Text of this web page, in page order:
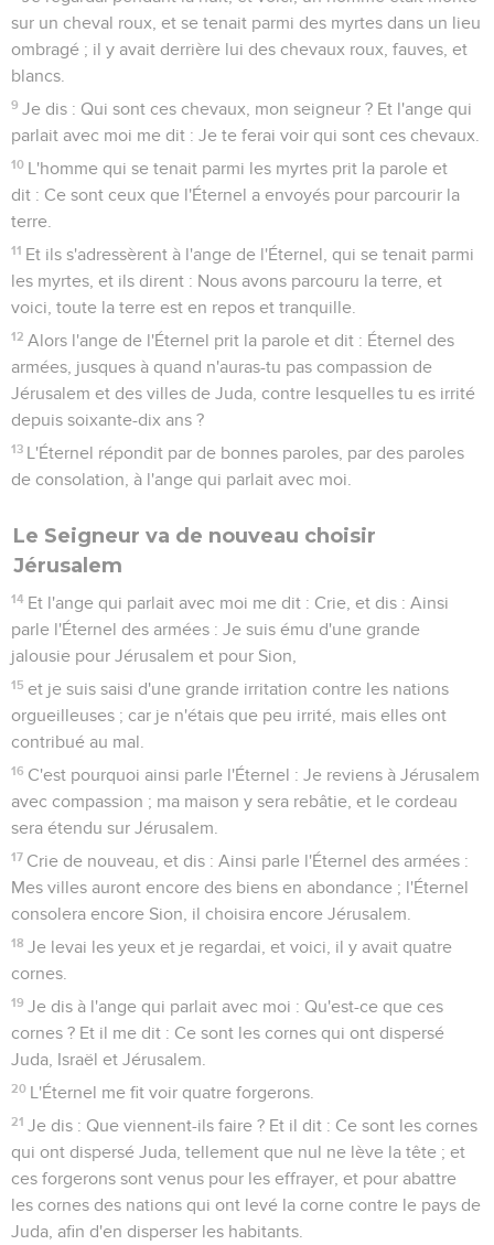
sur un cheval roux, et se tenait parmi des myrtes dans un lieu
ombragé ; il y avait derrière lui des chevaux roux, fauves, et
blancs.
9 Je dis : Qui sont ces chevaux, mon seigneur ? Et l'ange qui
parlait avec moi me dit : Je te ferai voir qui sont ces chevaux.
10 L'homme qui se tenait parmi les myrtes prit la parole et
dit : Ce sont ceux que l'Éternel a envoyés pour parcourir la
terre.
11 Et ils s'adressèrent à l'ange de l'Éternel, qui se tenait parmi
les myrtes, et ils dirent : Nous avons parcouru la terre, et
voici, toute la terre est en repos et tranquille.
12 Alors l'ange de l'Éternel prit la parole et dit : Éternel des
armées, jusques à quand n'auras-tu pas compassion de
Jérusalem et des villes de Juda, contre lesquelles tu es irrité
depuis soixante-dix ans ?
13 L'Éternel répondit par de bonnes paroles, par des paroles
de consolation, à l'ange qui parlait avec moi.
Le Seigneur va de nouveau choisir
Jérusalem
14 Et l'ange qui parlait avec moi me dit : Crie, et dis : Ainsi
parle l'Éternel des armées : Je suis ému d'une grande
jalousie pour Jérusalem et pour Sion,
15 et je suis saisi d'une grande irritation contre les nations
orgueilleuses ; car je n'étais que peu irrité, mais elles ont
contribué au mal.
16 C'est pourquoi ainsi parle l'Éternel : Je reviens à Jérusalem
avec compassion ; ma maison y sera rebâtie, et le cordeau
sera étendu sur Jérusalem.
17 Crie de nouveau, et dis : Ainsi parle l'Éternel des armées :
Mes villes auront encore des biens en abondance ; l'Éternel
consolera encore Sion, il choisira encore Jérusalem.
18 Je levai les yeux et je regardai, et voici, il y avait quatre
cornes.
19 Je dis à l'ange qui parlait avec moi : Qu'est-ce que ces
cornes ? Et il me dit : Ce sont les cornes qui ont dispersé
Juda, Israël et Jérusalem.
20 L'Éternel me fit voir quatre forgerons.
21 Je dis : Que viennent-ils faire ? Et il dit : Ce sont les cornes
qui ont dispersé Juda, tellement que nul ne lève la tête ; et
ces forgerons sont venus pour les effrayer, et pour abattre
les cornes des nations qui ont levé la corne contre le pays de
Juda, afin d'en disperser les habitants.